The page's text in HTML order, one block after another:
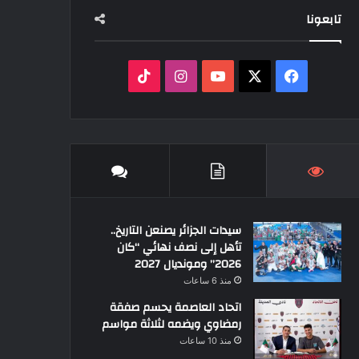
تابعونا
فيسبوك ‫YouTubeانستقرام
سيدات الجزائر يصنعن التاريخ..
تأهل إلى نصف نهائي “كان
2026” ومونديال 2027
منذ 6 ساعات
اتحاد العاصمة يحسم صفقة
رمضاوي ويضمه لثلاثة مواسم
منذ 10 ساعات